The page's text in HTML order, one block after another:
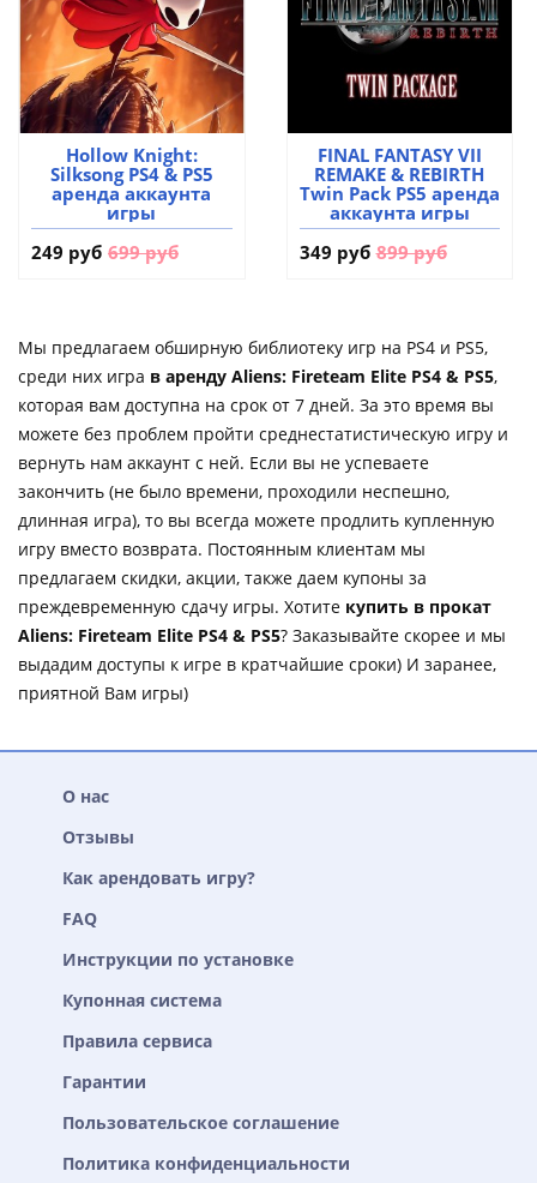
Hollow Knight:
Silksong PS4 & PS5
аренда аккаунта
игры
249 руб 699 руб
FINAL FANTASY VII
REMAKE & REBIRTH
Twin Pack PS5 аренда
аккаунта игры
349 руб 899 руб
Мы предлагаем обширную библиотеку игр на PS4 и PS5,
среди них игра в аренду Aliens: Fireteam Elite PS4 & PS5,
которая вам доступна на срок от 7 дней. За это время вы
можете без проблем пройти среднестатистическую игру и
вернуть нам аккаунт с ней. Если вы не успеваете
закончить (не было времени, проходили неспешно,
длинная игра), то вы всегда можете продлить купленную
игру вместо возврата. Постоянным клиентам мы
предлагаем скидки, акции, также даем купоны за
преждевременную сдачу игры. Хотите купить в прокат
Aliens: Fireteam Elite PS4 & PS5? Заказывайте скорее и мы
выдадим доступы к игре в кратчайшие сроки) И заранее,
приятной Вам игры)
О нас
Отзывы
Как арендовать игру?
FAQ
Инструкции по установке
Купонная система
Правила сервиса
Гарантии
Пользовательское соглашение
Политика конфиденциальности